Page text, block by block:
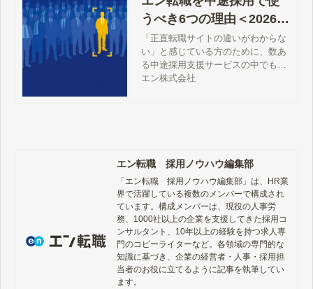
うべき6つの理由＜2026年
2月更新＞
「正直転職サイトの違いがわからな
い」と感じている方のために、数あ
る中途採用支援サービスの中でもエ
ン転職を使ったほうが良い理由や、
エン株式会社
エン転職 採用ノウハウ編集部
「エン転職　採用ノウハウ編集部」は、HR業
界で活躍している複数のメンバーで構成され
ています。構成メンバーは、現役の人事労
務、1000社以上の企業を支援してきた採用コ
ンサルタント、10年以上の経験を持つ求人専
門のコピーライターなど。各領域の専門的な
知識に基づき、企業の経営者・人事・採用担
当者のお役に立てるように記事を執筆してい
ます。